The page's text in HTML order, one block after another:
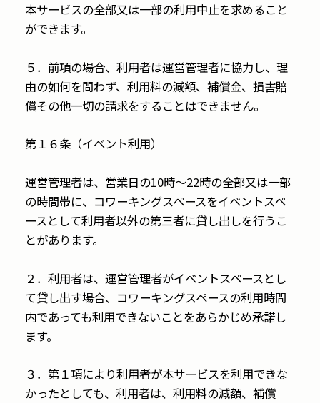
本サービスの全部又は一部の利用中止を求めること
ができます。
５．前項の場合、利用者は運営管理者に協力し、理
由の如何を問わず、利用料の減額、補償金、損害賠
償その他一切の請求をすることはできません。
第１６条（イベント利用）
運営管理者は、営業日の10時～22時の全部又は一部
の時間帯に、コワーキングスペースをイベントスペ
ースとして利用者以外の第三者に貸し出しを行うこ
とがあります。
２．利用者は、運営管理者がイベントスペースとし
て貸し出す場合、コワーキングスペースの利用時間
内であっても利用できないことをあらかじめ承諾し
ます。
３．第１項により利用者が本サービスを利用できな
かったとしても、利用者は、利用料の減額、補償